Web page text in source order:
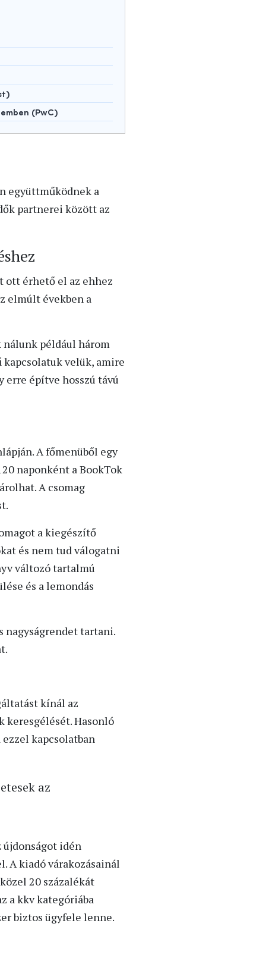
(PwC)
együttműködnek a
partnerei között az
ott érhető el az ehhez
elmúlt években a
nálunk például három
velük, amire
erre építve hosszú távú
A főmenüből egy
naponként a BookTok
A csomag
a kiegészítő
és nem tud válogatni
változó tartalmú
és a lemondás
nagyságrendet tartani.
kínál az
keresgélését. Hasonló
kapcsolatban
az
újdonságot idén
A kiadó várakozásainál
20 százalékát
a kkv kategóriába
biztos ügyfele lenne.